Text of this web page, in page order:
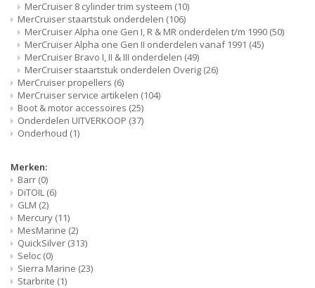
MerCruiser 8 cylinder trim systeem (10)
MerCruiser staartstuk onderdelen (106)
MerCruiser Alpha one Gen I, R & MR onderdelen t/m 1990 (50)
MerCruiser Alpha one Gen II onderdelen vanaf 1991 (45)
MerCruiser Bravo I, II & III onderdelen (49)
MerCruiser staartstuk onderdelen Overig (26)
MerCruiser propellers (6)
MerCruiser service artikelen (104)
Boot & motor accessoires (25)
Onderdelen UITVERKOOP (37)
Onderhoud (1)
Merken:
Barr (0)
DiTOIL (6)
GLM (2)
Mercury (11)
MesMarine (2)
QuickSilver (313)
Seloc (0)
Sierra Marine (23)
Starbrite (1)